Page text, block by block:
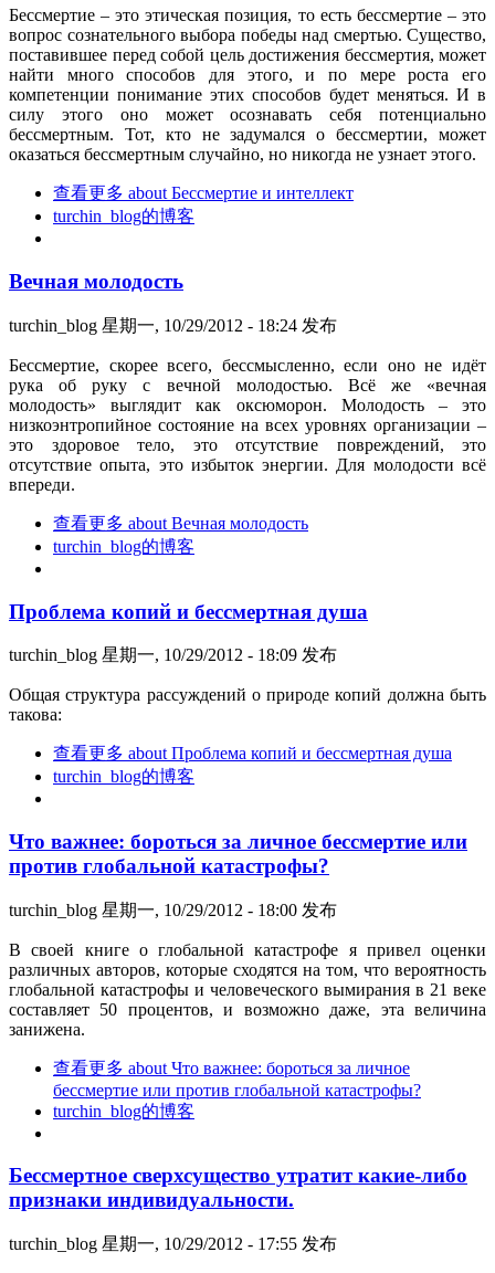
Бессмертие – это этическая позиция, то есть бессмертие – это
вопрос сознательного выбора победы над смертью. Существо,
поставившее перед собой цель достижения бессмертия, может
найти много способов для этого, и по мере роста его
компетенции понимание этих способов будет меняться. И в
силу этого оно может осознавать себя потенциально
бессмертным. Тот, кто не задумался о бессмертии, может
оказаться бессмертным случайно, но никогда не узнает этого.
查看更多 about Бессмертие и интеллект
turchin_blog的博客
Вечная молодость
turchin_blog 星期一, 10/29/2012 - 18:24 发布
Бессмертие, скорее всего, бессмысленно, если оно не идёт
рука об руку с вечной молодостью. Всё же «вечная
молодость» выглядит как оксюморон. Молодость – это
низкоэнтропийное состояние на всех уровнях организации –
это здоровое тело, это отсутствие повреждений, это
отсутствие опыта, это избыток энергии. Для молодости всё
впереди.
查看更多 about Вечная молодость
turchin_blog的博客
Проблема копий и бессмертная душа
turchin_blog 星期一, 10/29/2012 - 18:09 发布
Общая структура рассуждений о природе копий должна быть
такова:
查看更多 about Проблема копий и бессмертная душа
turchin_blog的博客
Что важнее: бороться за личное бессмертие или
против глобальной катастрофы?
turchin_blog 星期一, 10/29/2012 - 18:00 发布
В своей книге о глобальной катастрофе я привел оценки
различных авторов, которые сходятся на том, что вероятность
глобальной катастрофы и человеческого вымирания в 21 веке
составляет 50 процентов, и возможно даже, эта величина
занижена.
查看更多 about Что важнее: бороться за личное
бессмертие или против глобальной катастрофы?
turchin_blog的博客
Бессмертное сверхсущество утратит какие-либо
признаки индивидуальности.
turchin_blog 星期一, 10/29/2012 - 17:55 发布